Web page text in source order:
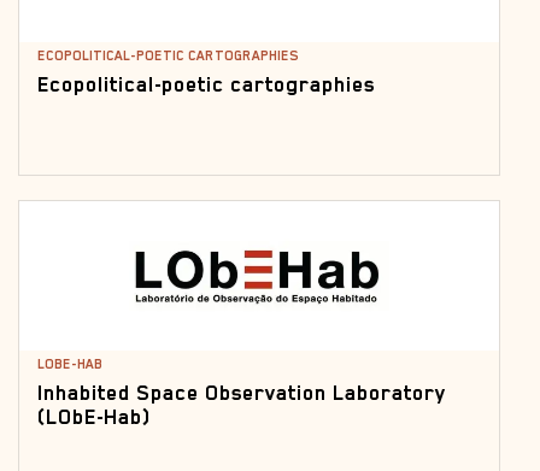
ECOPOLITICAL-POETIC CARTOGRAPHIES
Ecopolitical-poetic cartographies
LOBE-HAB
Inhabited Space Observation Laboratory
(LObE-Hab)